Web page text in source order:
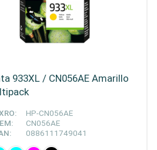
933XL / CN056AE Amarillo
HP-CN056AE
CN056AE
0886111749041